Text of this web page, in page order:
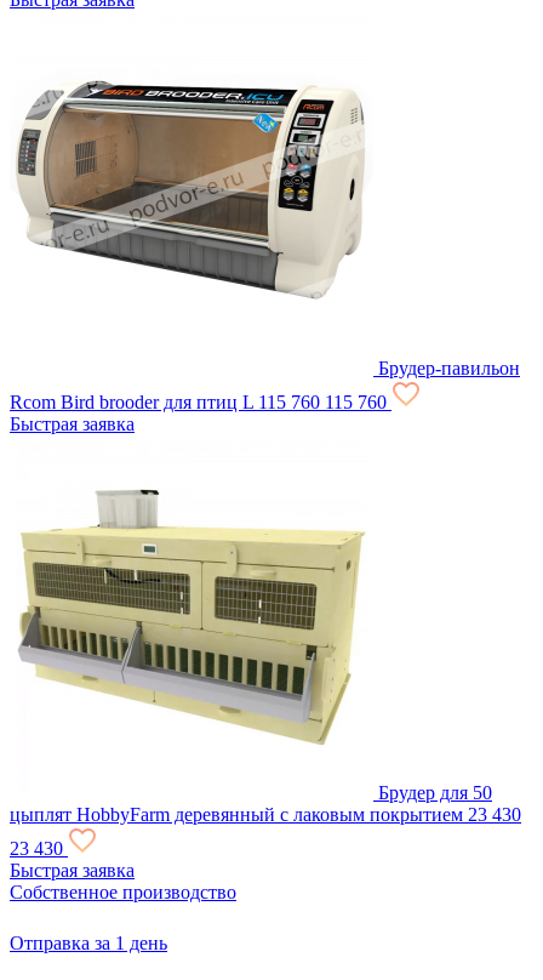
Брудер-павильон
Rcom Bird brooder для птиц L 115 760 115 760
Быстрая заявка
Брудер для 50
цыплят HobbyFarm деревянный с лаковым покрытием 23 430
23 430
Быстрая заявка
Собственное производство
Отправка за 1 день